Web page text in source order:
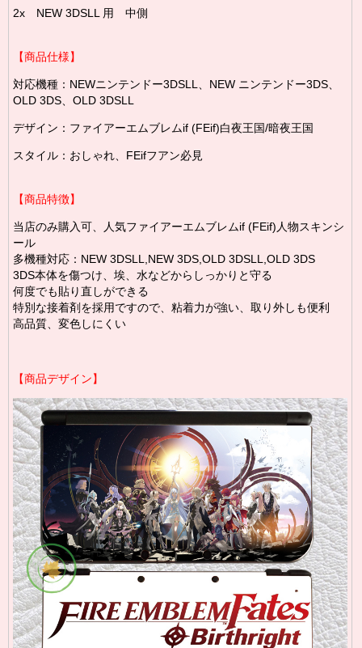
2x NEW 3DSLL 用 中側
【商品仕様】
対応機種：NEWニンテンドー3DSLL、NEW ニンテンドー3DS、
OLD 3DS、OLD 3DSLL
デザイン：ファイアーエムブレムif (FEif)白夜王国/暗夜王国
スタイル：おしゃれ、FEifフアン必見
【商品特徴】
当店のみ購入可、人気ファイアーエムブレムif (FEif)人物スキンシ
ール
多機種対応：NEW 3DSLL,NEW 3DS,OLD 3DSLL,OLD 3DS
3DS本体を傷つけ、埃、水などからしっかりと守る
何度でも貼り直しができる
特別な接着剤を採用ですので、粘着力が強い、取り外しも便利
高品質、変色しにくい
【商品デザイン】